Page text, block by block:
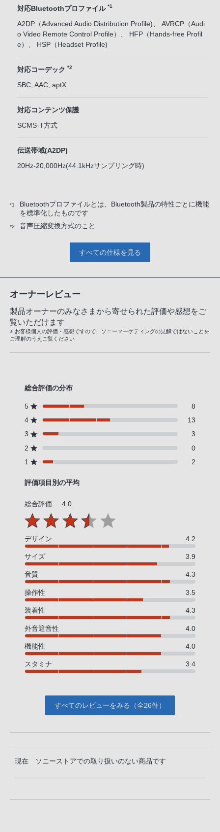
対応Bluetoothプロファイル *1
A2DP（Advanced Audio Distribution Profile)、 AVRCP（Audi
o Video Remote Control Profile）、 HFP（Hands-free Profil
e）、 HSP（Headset Profile)
対応コーデック *2
SBC, AAC, aptX
対応コンテンツ保護
SCMS-T方式
伝送帯域(A2DP)
20Hz-20,000Hz(44.1kHzサンプリング時)
*1
Bluetoothプロファイルとは、Bluetooth製品の特性ごとに機能
を標準化したものです
*2 音声圧縮変換方式のこと
すべての仕様を見る
オーナーレビュー
製品オーナーのみなさまから寄せられた評価や感想をご
覧いただけます
※ お客様個人の評価・感想ですので、ソニーマーケティングの見解ではないことを
ご理解のうえご覧ください
総合評価の分布
5
8
4
13
3
3
2
0
1
2
評価項目別の平均
総合評価 4.0
デザイン 4.2
サイズ 3.9
音質 4.3
操作性 3.5
装着性 4.3
外音遮音性 4.0
機能性 4.0
スタミナ 3.4
すべてのレビューをみる（全26件）
現在 ソニーストアでの取り扱いのない商品です